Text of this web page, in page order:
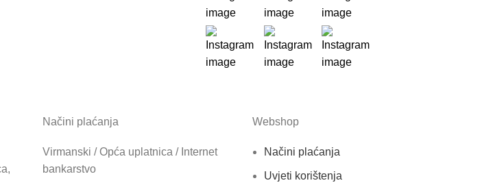
Načini plaćanja
Virmanski / Opća uplatnica / Internet
bankarstvo
Webshop
Načini plaćanja
Uvjeti korištenja